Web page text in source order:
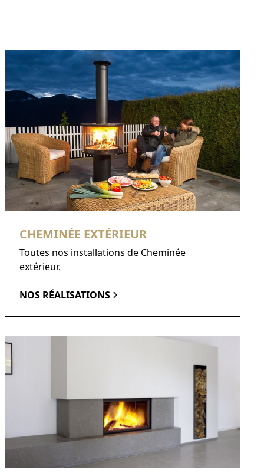
CHEMINÉE EXTÉRIEUR
Toutes nos installations de Cheminée
extérieur.
NOS RÉALISATIONS